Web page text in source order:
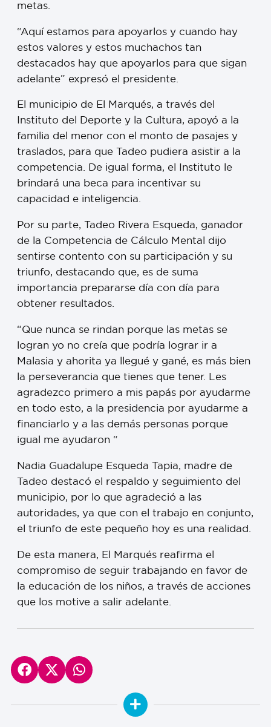
metas.
“Aquí estamos para apoyarlos y cuando hay
estos valores y estos muchachos tan
destacados hay que apoyarlos para que sigan
adelante” expresó el presidente.
El municipio de El Marqués, a través del
Instituto del Deporte y la Cultura, apoyó a la
familia del menor con el monto de pasajes y
traslados, para que Tadeo pudiera asistir a la
competencia. De igual forma, el Instituto le
brindará una beca para incentivar su
capacidad e inteligencia.
Por su parte, Tadeo Rivera Esqueda, ganador
de la Competencia de Cálculo Mental dijo
sentirse contento con su participación y su
triunfo, destacando que, es de suma
importancia prepararse día con día para
obtener resultados.
“Que nunca se rindan porque las metas se
logran yo no creía que podría lograr ir a
Malasia y ahorita ya llegué y gané, es más bien
la perseverancia que tienes que tener. Les
agradezco primero a mis papás por ayudarme
en todo esto, a la presidencia por ayudarme a
financiarlo y a las demás personas porque
igual me ayudaron “
Nadia Guadalupe Esqueda Tapia, madre de
Tadeo destacó el respaldo y seguimiento del
municipio, por lo que agradeció a las
autoridades, ya que con el trabajo en conjunto,
el triunfo de este pequeño hoy es una realidad.
De esta manera, El Marqués reafirma el
compromiso de seguir trabajando en favor de
la educación de los niños, a través de acciones
que los motive a salir adelante.